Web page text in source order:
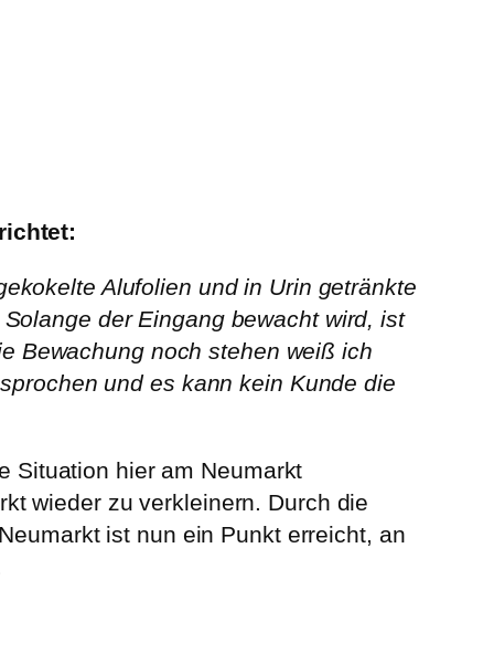
Alufolien und in Urin getränkte
der Eingang bewacht wird, ist
Bewachung noch stehen weiß ich
und es kann kein Kunde die
Situation hier am Neumarkt
wieder zu verkleinern. Durch die
ist nun ein Punkt erreicht, an